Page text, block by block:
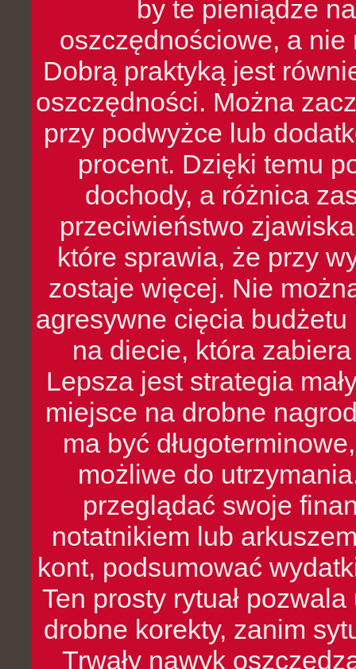
by te pieniądze
oszczędnościowe, a nie
Dobrą praktyką jest
oszczędności. Można
przy podwyżce lub
procent. Dzięki temu
dochody, a różnica
przeciwieństwo
które sprawia, że przy
zostaje więcej. Nie
agresywne cięcia
na diecie, która
Lepsza jest strategia
miejsce na drobne
ma być
możliwe do
przeglądać swoje
notatnikiem lub
kont, podsumować
Ten prosty rytuał
drobne korekty, zanim
Trwały nawyk